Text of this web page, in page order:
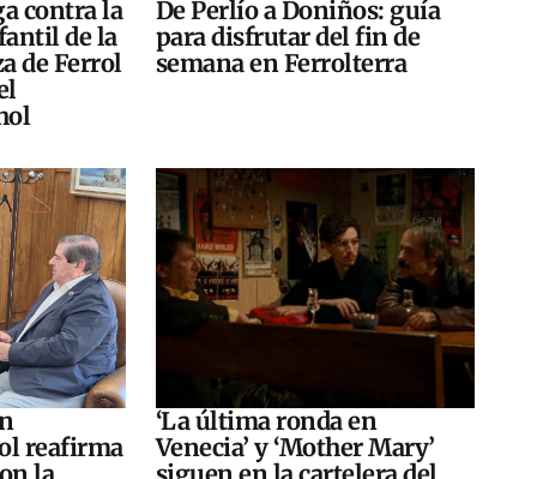
contra la
de la
de Ferrol
De Perlío a Doniños: guía
para disfrutar del fin de
semana en Ferrolterra
reafirma
‘La última ronda en
Venecia’ y ‘Mother Mary’